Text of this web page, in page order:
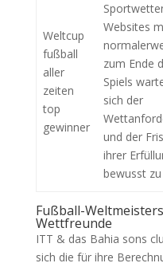
Weltcup
fußball
aller
zeiten
top
gewinner
Websites
zum Ende
Spiels
sich der
und der
ihrer
bewusst zu
Fußball-
Wettfreunde
ITT & das Bahia sons
sich die für ihre